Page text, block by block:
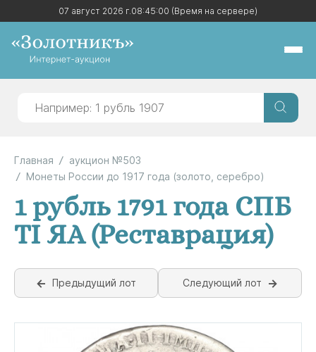
07 август 2026 г.08:45:00 (Время на сервере)
07 август 2026 г.08:45:00 (Время на сервере)
Главная
аукцион №503
Монеты России до 1917 года (золото, серебро)
1 рубль 1791 года СПБ
ТI ЯА (Реставрация)
Предыдущий лот Следующий лот